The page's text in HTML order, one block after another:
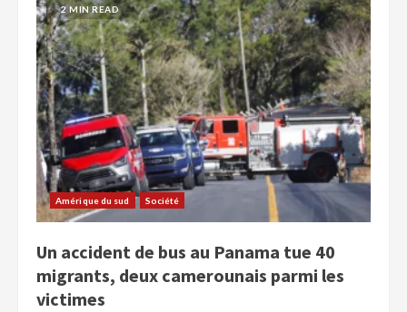
2 MIN READ
Amérique du sud Société
Un accident de bus au Panama tue 40
migrants, deux camerounais parmi les
victimes